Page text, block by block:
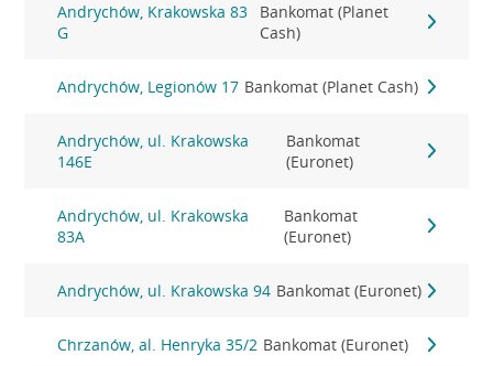
Andrychów, Krakowska 83
G
Bankomat (Planet
Cash)
Andrychów, Legionów 17 Bankomat (Planet Cash)
Andrychów, ul. Krakowska
146E
Bankomat
(Euronet)
Andrychów, ul. Krakowska
83A
Bankomat
(Euronet)
Andrychów, ul. Krakowska 94 Bankomat (Euronet)
Chrzanów, al. Henryka 35/2 Bankomat (Euronet)